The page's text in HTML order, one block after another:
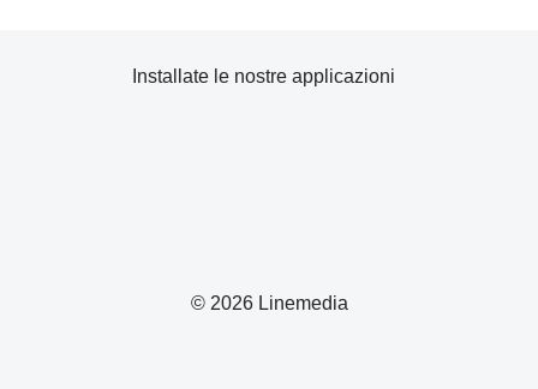
© 2026 Linemedia
Installate le nostre applicazioni